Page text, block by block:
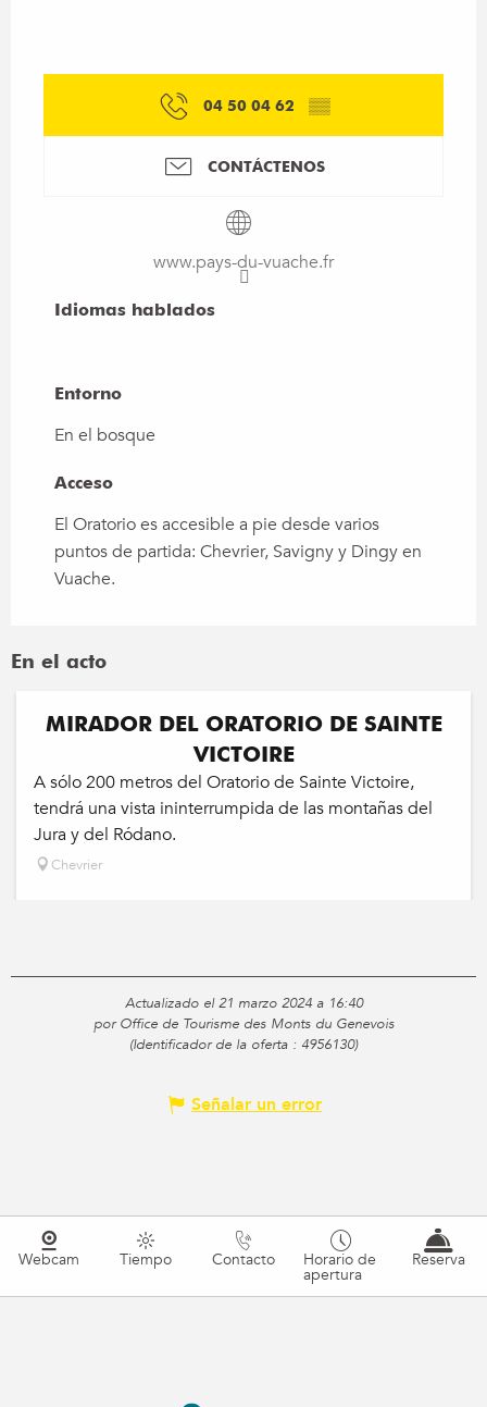
04 50 04 62 ▒▒
CONTÁCTENOS
www.pays-du-vuache.fr
Idiomas hablados
Idiomas hablados
Entorno
Entorno
En el bosque
Acceso
Acceso
El Oratorio es accesible a pie desde varios
puntos de partida: Chevrier, Savigny y Dingy en
Vuache.
En el acto
MIRADOR DEL ORATORIO DE SAINTE
VICTOIRE
A sólo 200 metros del Oratorio de Sainte Victoire,
tendrá una vista ininterrumpida de las montañas del
Jura y del Ródano.
Chevrier
Actualizado el 21 marzo 2024 a 16:40
por Office de Tourisme des Monts du Genevois
(Identificador de la oferta : 4956130)
Señalar un error
Webcam Tiempo Contacto Horario de
apertura
Reserva